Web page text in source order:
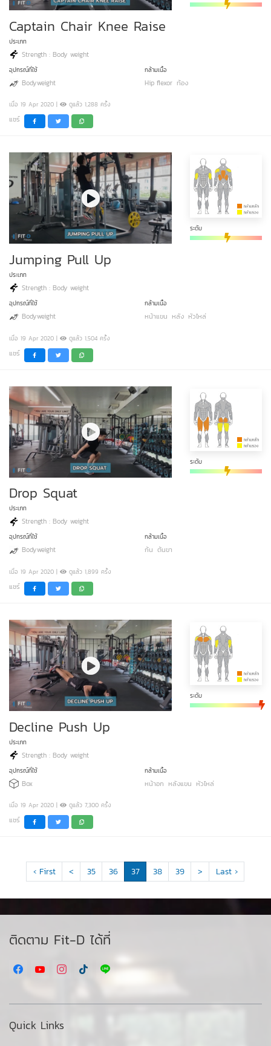
Captain Chair Knee Raise
ประเภท
Strength : Body weight
อุปกรณ์ที่ใช้
Bodyweight
กล้ามเนื้อ
Hip flexor ท้อง
เมื่อ 19 Apr 2020 | ดูแล้ว 1,288 ครั้ง
แชร์
ระดับ
Jumping Pull Up
ประเภท
Strength : Body weight
อุปกรณ์ที่ใช้
Bodyweight
กล้ามเนื้อ
หน้าแขน หลัง หัวไหล่
เมื่อ 19 Apr 2020 | ดูแล้ว 1,504 ครั้ง
แชร์
ระดับ
Drop Squat
ประเภท
Strength : Body weight
อุปกรณ์ที่ใช้
Bodyweight
กล้ามเนื้อ
ก้น ต้นขา
เมื่อ 19 Apr 2020 | ดูแล้ว 1,899 ครั้ง
แชร์
ระดับ
Decline Push Up
ประเภท
Strength : Body weight
อุปกรณ์ที่ใช้
Box
กล้ามเนื้อ
หน้าอก หลังแขน หัวไหล่
เมื่อ 19 Apr 2020 | ดูแล้ว 7,300 ครั้ง
แชร์
‹ First < 35 36 37 38 39 > Last ›
ติดตาม Fit-D ได้ที่
Quick Links